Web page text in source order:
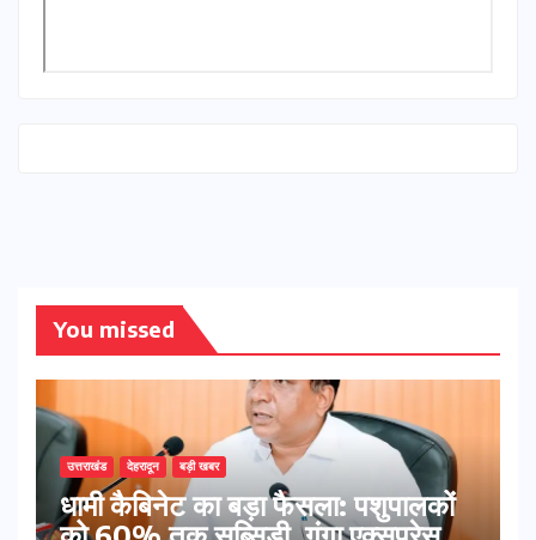
You missed
उत्तराखंड देहरादून बड़ी खबर
​धामी कैबिनेट का बड़ा फैसला: पशुपालकों